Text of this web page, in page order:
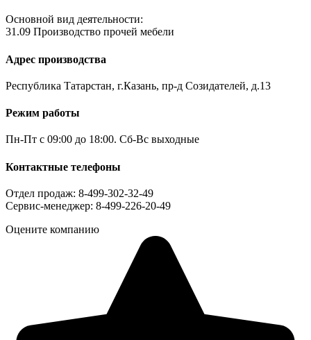
Основной вид деятельности:
31.09 Производство прочей мебели
Адрес производства
Республика Татарстан, г.Казань, пр-д Созидателей, д.13
Режим работы
Пн-Пт с 09:00 до 18:00. Сб-Вс выходные
Контактные телефоны
Отдел продаж: 8-499-302-32-49
Сервис-менеджер: 8-499-226-20-49
Оцените компанию